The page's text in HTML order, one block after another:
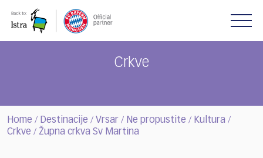
note:
Crkve
Home / Destinacije / Vrsar / Ne propustite / Kultura /
Crkve / Župna crkva Sv Martina